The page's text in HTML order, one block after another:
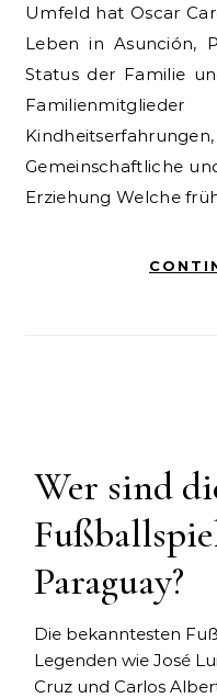
Umfeld hat Oscar
Leben in Asunción,
Status der Familie
Gemeinschaftliche
Erziehung Welche
Wer sind
Paraguay?
Die bekanntesten
Legenden wie José
Cruz und Carlos